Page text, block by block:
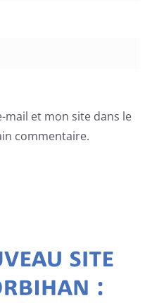
et mon site dans le
commentaire.